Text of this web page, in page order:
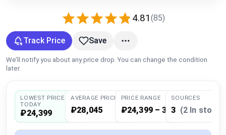
Global Price Tracker
Blog
Plans & Pricing
4.81 (85)
Track Price Save
We’ll notify you about any price drop. You can change the condition
later.
LOWEST PRICE
TODAY
₽24,399
AVERAGE PRICE
₽28,045
PRICE RANGE
₽24,399 – 31,691
SOURCES
3 (2 In stock)